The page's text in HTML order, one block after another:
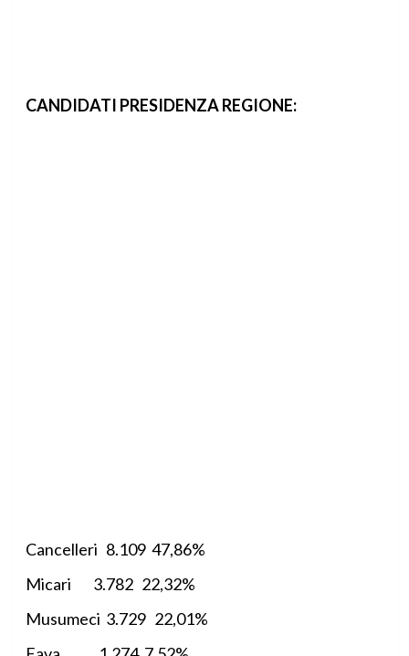
CANDIDATI PRESIDENZA REGIONE:
Cancelleri 8.109 47,86%
Micari 3.782 22,32%
Musumeci 3.729 22,01%